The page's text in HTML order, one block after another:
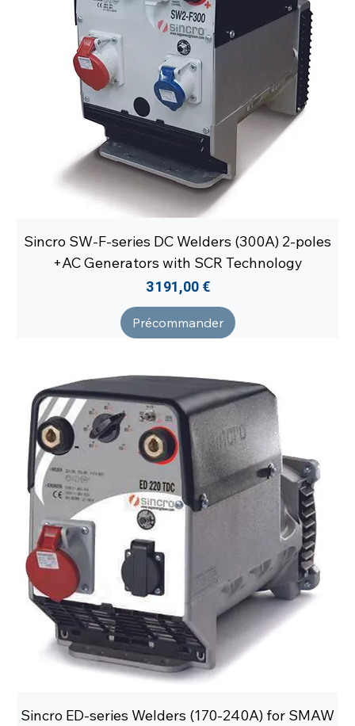
Sincro SW-F-series DC Welders (300A) 2-poles
+AC Generators with SCR Technology
Prix
3 191,00 €
Précommander
Sincro ED-series Welders (170-240A) for SMAW